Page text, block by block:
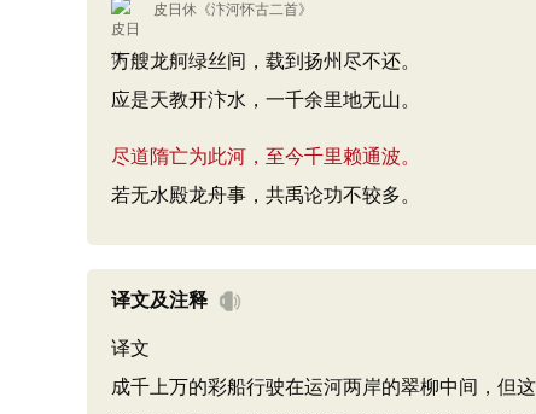
皮日休 《汴河怀古二首》
万艘龙舸绿丝间，载到扬州尽不还。
应是天教开汴水，一千余里地无山。
尽道隋亡为此河，至今千里赖通波。
若无水殿龙舟事，共禹论功不较多。
译文及注释
译文
成千上万的彩船行驶在运河两岸的翠柳中间，但